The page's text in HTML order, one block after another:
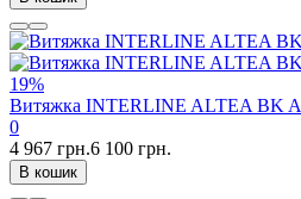
19%
Витяжка INTERLINE ALTEA BK
0
4 967 грн.6 100 грн.
В кошик